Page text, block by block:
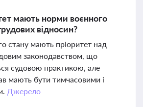
мають норми воєнного
відносин?
стану мають пріоритет над
законодавством, що
судовою практикою, але
мають бути тимчасовими і
Джерело